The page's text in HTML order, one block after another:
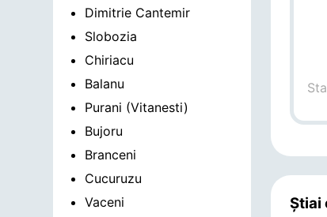
Dimitrie Cantemir
Slobozia
Chiriacu
Balanu
Purani (Vitanesti)
Bujoru
Branceni
Cucuruzu
Vaceni
Știai